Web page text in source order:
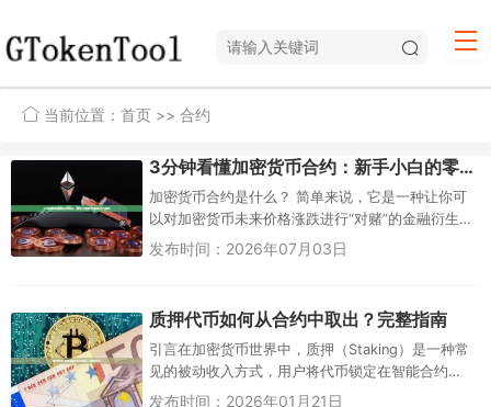
当前位置： 首页 >> 合约
3分钟看懂加密货币合约：新手小白的零基础入门指南
加密货币合约是什么？ 简单来说，它是一种让你可
以对加密货币未来价格涨跌进行“对赌”的金融衍生
品。你不需要实际持有比特币或以太坊，只需预测
发布时间：2026年07月03日
质押代币如何从合约中取出？完整指南
引言在加密货币世界中，质押（Staking）是一种常
见的被动收入方式，用户将代币锁定在智能合约
中，以支持区块链网络的安全性和共识机制，从而
发布时间：2026年01月21日